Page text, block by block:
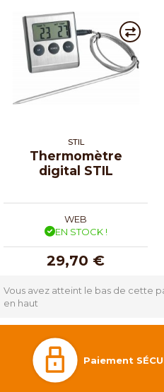
STIL
Thermomètre
digital STIL
WEB
EN STOCK !
29,70 €
Vous avez atteint le bas de cette
en haut
Paiement